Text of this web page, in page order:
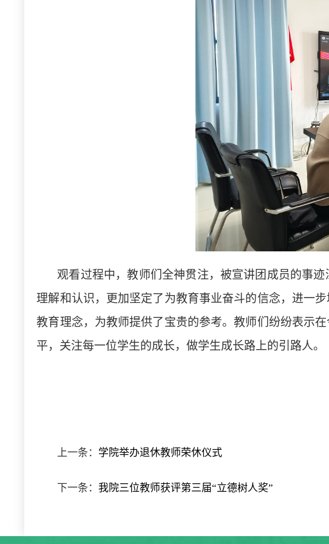
观看过程中，教师们全神贯注，被宣讲团成员的事
理解和认识，更加坚定了为教育事业奋斗的信念，进一
教育理念，为教师提供了宝贵的参考。教师们纷纷表示
平，关注每一位学生的成长，做学生成长路上的引路人。
上一条： 学院举办退休教师荣休仪式
下一条：我院三位教师获评第三届“立德树人奖”